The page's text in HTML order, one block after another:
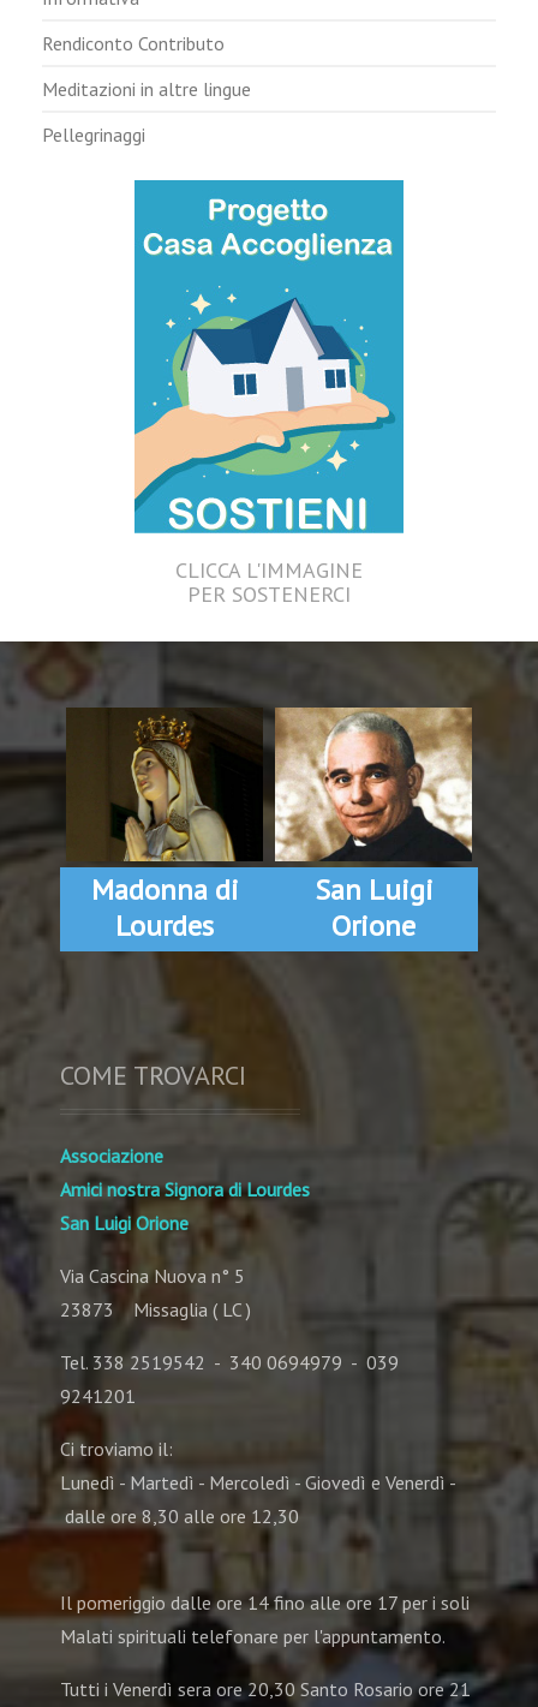
Rendiconto Contributo
Meditazioni in altre lingue
Pellegrinaggi
CLICCA L'IMMAGINE
PER SOSTENERCI
Madonna di
Lourdes
San Luigi
Orione
COME TROVARCI
Associazione
Amici nostra Signora di Lourdes
San Luigi Orione
Via Cascina Nuova n° 5
23873 Missaglia ( LC )
Tel. 338 2519542 - 340 0694979 - 039
9241201
Ci troviamo il:
Lunedì - Martedì - Mercoledì - Giovedì e Venerdì -
dalle ore 8,30 alle ore 12,30
Il pomeriggio dalle ore 14 fino alle ore 17 per i soli
Malati spirituali telefonare per l'appuntamento.
Tutti i Venerdì sera ore 20,30 Santo Rosario ore 21